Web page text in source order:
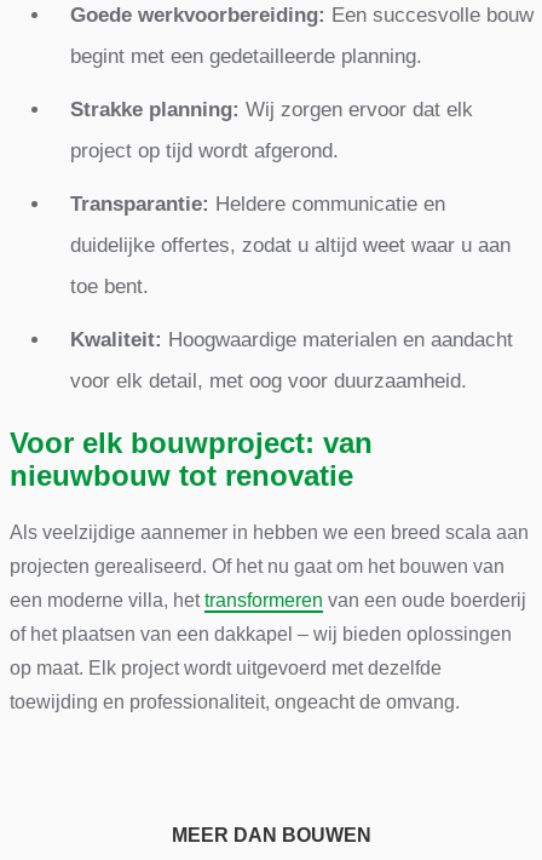
Goede werkvoorbereiding: Een succesvolle bouw
begint met een gedetailleerde planning.
Strakke planning: Wij zorgen ervoor dat elk
project op tijd wordt afgerond.
Transparantie: Heldere communicatie en
duidelijke offertes, zodat u altijd weet waar u aan
toe bent.
Kwaliteit: Hoogwaardige materialen en aandacht
voor elk detail, met oog voor duurzaamheid.
Voor elk bouwproject: van
nieuwbouw tot renovatie
Als veelzijdige aannemer in hebben we een breed scala aan
projecten gerealiseerd. Of het nu gaat om het bouwen van
een moderne villa, hettransformeren van een oude boerderij
of het plaatsen van een dakkapel – wij bieden oplossingen
op maat. Elk project wordt uitgevoerd met dezelfde
toewijding en professionaliteit, ongeacht de omvang.
MEER DAN BOUWEN